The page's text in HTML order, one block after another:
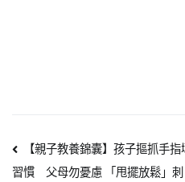
【親子教養錦囊】孩子摳抓手指
習慣 父母勿憂慮 「甩擺放鬆」刺